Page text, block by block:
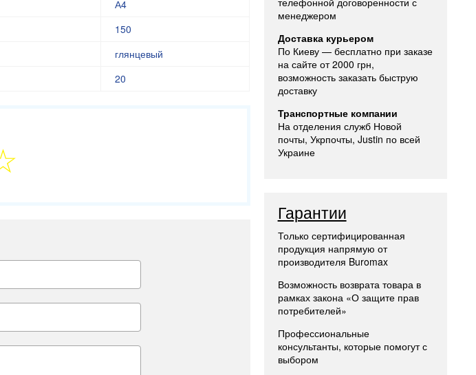
А4
150
глянцевый
20
менеджером
Доставка курьером
По Киеву — бесплатно при заказе
на сайте от 2000 грн,
возможность заказать быструю
доставку
Транспортные компании
На отделения служб Новой
почты, Укрпочты, Justin по всей
Украине
Гарантии
Только сертифицированная
продукция напрямую от
производителя Buromax
Возможность возврата товара в
рамках закона «О защите прав
потребителей»
Профессиональные
консультанты, которые помогут с
выбором